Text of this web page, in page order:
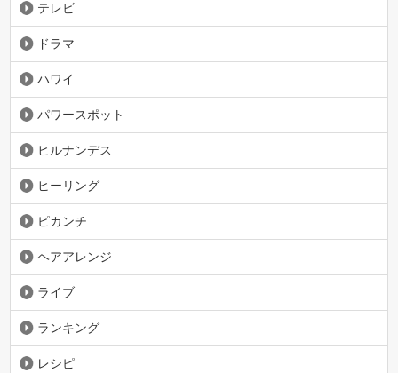
テレビ
ドラマ
ハワイ
パワースポット
ヒルナンデス
ヒーリング
ピカンチ
ヘアアレンジ
ライブ
ランキング
レシピ